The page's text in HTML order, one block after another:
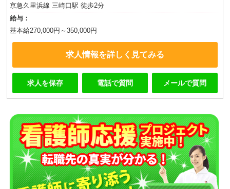
京急久里浜線 三崎口駅 徒歩2分
給与：
基本給270,000円～350,000円
求人情報を詳しく見てみる
求人を保存 電話で質問 メールで質問